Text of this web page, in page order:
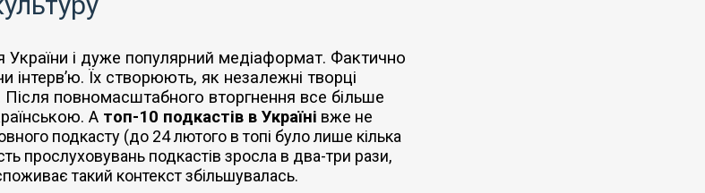
і дуже популярний медіаформат. Фактично
інтерв’ю. Їх створюють, як незалежні творці
Після повномасштабного вторгнення все більше
А топ-10 подкастів в Україні вже не
подкасту (до 24 лютого в топі було лише кілька
прослуховувань подкастів зросла в два-три рази,
такий контекст збільшувалась.